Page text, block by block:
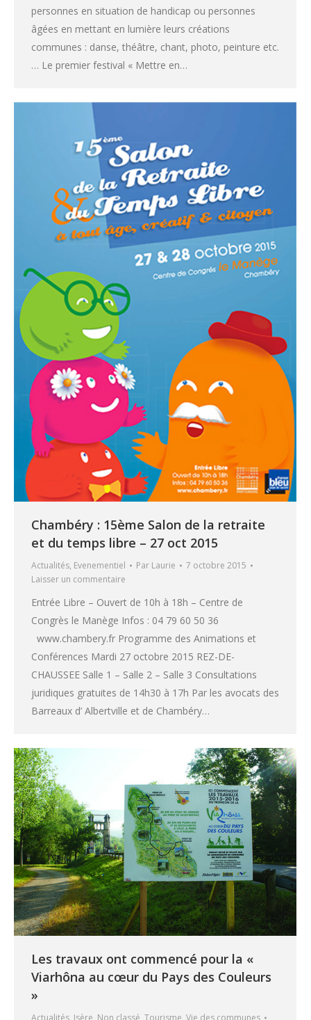
personnes en situation de handicap ou personnes
âgées en mettant en lumière leurs créations
communes : danse, théâtre, chant, photo, peinture etc.
… Le premier festival « Mettre en…
Chambéry : 15ème Salon de la retraite
et du temps libre – 27 oct 2015
Actualités, Evenementiel Par Laurie
7 octobre 2015
Laisser un commentaire
Entrée Libre – Ouvert de 10h à 18h – Centre de
Congrès le Manège Infos : 04 79 60 50 36
www.chambery.fr Programme des Animations et
Conférences Mardi 27 octobre 2015 REZ-DE-
CHAUSSEE Salle 1 – Salle 2 – Salle 3 Consultations
juridiques gratuites de 14h30 à 17h Par les avocats des
Barreaux d’ Albertville et de Chambéry…
Les travaux ont commencé pour la «
Viarhôna au cœur du Pays des Couleurs
»